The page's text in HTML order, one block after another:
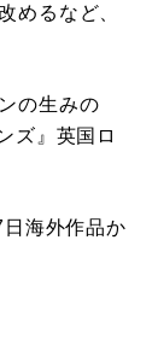
めるなど、
の生みの
ズ』英国ロ
海外作品か